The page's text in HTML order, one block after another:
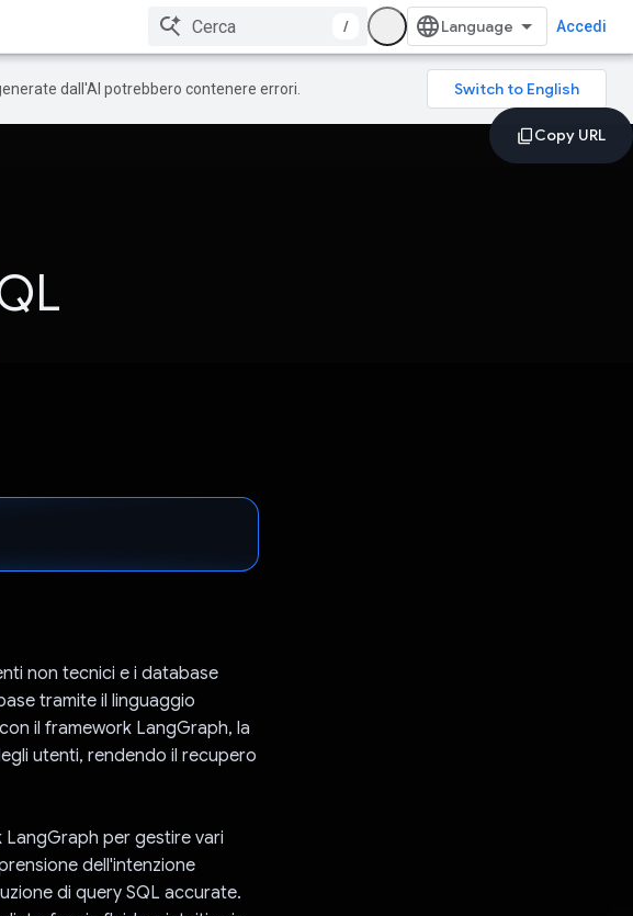
/ Accedi
dall'AI potrebbero contenere errori.
non tecnici e i database
tramite il linguaggio
il framework LangGraph, la
utenti, rendendo il recupero
per gestire vari
dell'intenzione
di query SQL accurate.